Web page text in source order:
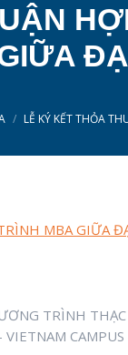
LỄ KÝ KẾT THỎA
TRÌNH
VIETNAM